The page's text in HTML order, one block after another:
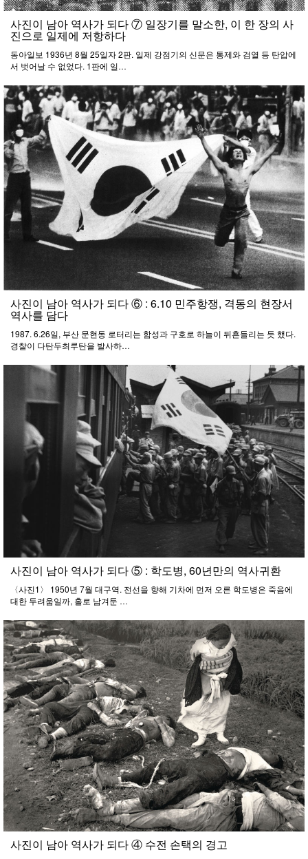
사진이 남아 역사가 되다 ⑦ 일장기를 말소한, 이 한 장의 사
진으로 일제에 저항하다
동아일보 1936년 8월 25일자 2판. 일제 강점기의 신문은 통제와 검열 등 탄압에
서 벗어날 수 없었다. 1판에 일…
사진이 남아 역사가 되다 ⑥ : 6.10 민주항쟁, 격동의 현장서
역사를 담다
1987. 6.26일, 부산 문현동 로터리는 함성과 구호로 하늘이 뒤흔들리는 듯 했다.
경찰이 다탄두최루탄을 발사하…
사진이 남아 역사가 되다 ⑤ : 학도병, 60년만의 역사귀환
〈사진1〉 1950년 7월 대구역. 전선을 향해 기차에 먼저 오른 학도병은 죽음에
대한 두려움일까, 홀로 남겨둔 …
사진이 남아 역사가 되다 ④ 수전 손택의 경고